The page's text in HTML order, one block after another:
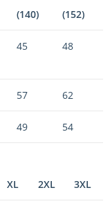
(140) (152)
45 48
57 62
49 54
XL 2XL 3XL